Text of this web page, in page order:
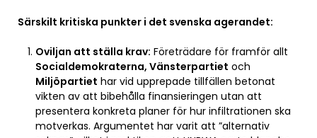
Särskilt kritiska punkter i det svenska agerandet:
Oviljan att ställa krav: Företrädare för framför allt
Socialdemokraterna, Vänsterpartiet och
Miljöpartiet har vid upprepade tillfällen betonat
vikten av att bibehålla finansieringen utan att
presentera konkreta planer för hur infiltrationen ska
motverkas. Argumentet har varit att ”alternativ